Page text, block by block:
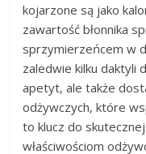
kojarzone są jako
zawartość błonnika
sprzymierzeńcem w
zaledwie kilku daktyli
apetyt, ale także
odżywczych, które
to klucz do
właściwościom